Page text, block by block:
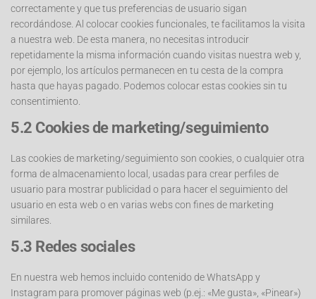
correctamente y que tus preferencias de usuario sigan
recordándose. Al colocar cookies funcionales, te facilitamos la visita
a nuestra web. De esta manera, no necesitas introducir
repetidamente la misma información cuando visitas nuestra web y,
por ejemplo, los artículos permanecen en tu cesta de la compra
hasta que hayas pagado. Podemos colocar estas cookies sin tu
consentimiento.
5.2 Cookies de marketing/seguimiento
Las cookies de marketing/seguimiento son cookies, o cualquier otra
forma de almacenamiento local, usadas para crear perfiles de
usuario para mostrar publicidad o para hacer el seguimiento del
usuario en esta web o en varias webs con fines de marketing
similares.
5.3 Redes sociales
En nuestra web hemos incluido contenido de WhatsApp y
Instagram para promover páginas web (p.ej.: «Me gusta», «Pinear»)